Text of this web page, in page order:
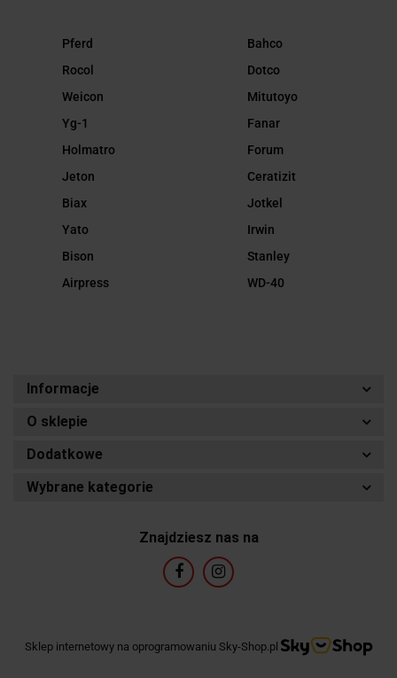
Pferd
Rocol
Weicon
Yg-1
Holmatro
Jeton
Biax
Yato
Bison
Airpress
Bahco
Dotco
Mitutoyo
Fanar
Forum
Ceratizit
Jotkel
Irwin
Stanley
WD-40
Informacje
O sklepie
Dodatkowe
Wybrane kategorie
Znajdziesz nas na
Sklep internetowy na oprogramowaniu Sky-Shop.pl